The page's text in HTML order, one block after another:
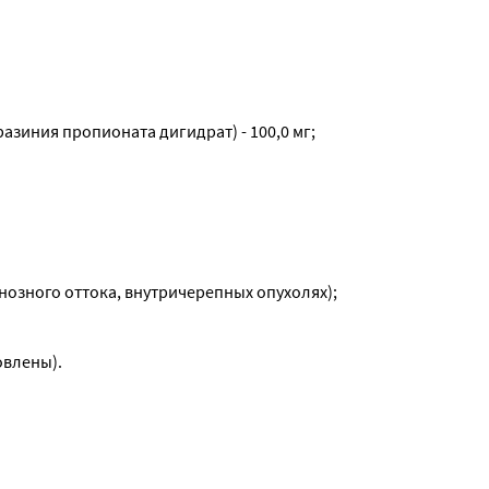
про­пионата дигидрат) - 100,0 мг;
оттока, внутричерепных опухолях);